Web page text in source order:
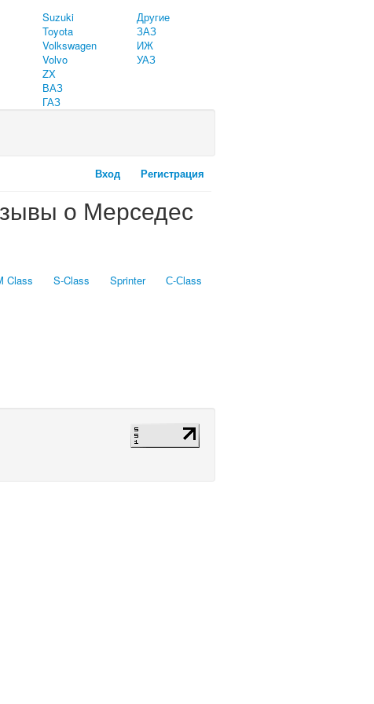
Suzuki
Toyota
Volkswagen
Volvo
ZX
ВАЗ
ГАЗ
Другие
ЗАЗ
ИЖ
УАЗ
Вход Регистрация
о Мерседес
Class S-Class Sprinter
С-Сlass